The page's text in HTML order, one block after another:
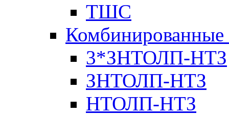
ТШС
Комбинированные
3*ЗНТОЛП-НТЗ
ЗНТОЛП-НТЗ
НТОЛП-НТЗ